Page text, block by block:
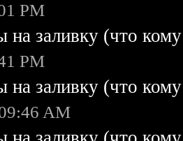
PM
на заливку (что
PM
на заливку (что
AM